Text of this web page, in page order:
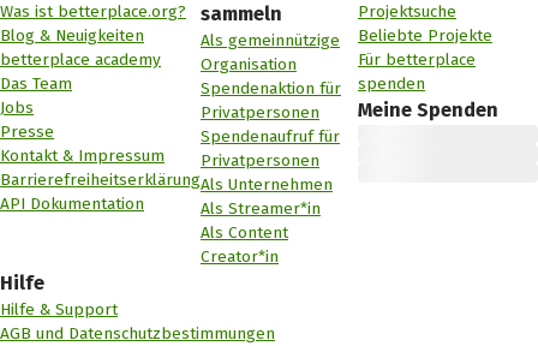
Was ist betterplace.org?
Blog & Neuigkeiten
betterplace academy
Das Team
Jobs
Presse
Kontakt & Impressum
Barrierefreiheitserklärung
API Dokumentation
sammeln
Als gemeinnützige
Organisation
Spendenaktion für
Privatpersonen
Spendenaufruf für
Privatpersonen
Als Unternehmen
Als Streamer*in
Als Content
Creator*in
Projektsuche
Beliebte Projekte
Für betterplace
spenden
Meine Spenden
Hilfe
Hilfe & Support
AGB und Datenschutzbestimmungen